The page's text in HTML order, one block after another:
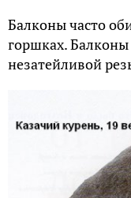
Балконы часто
горшках.
незатейливой